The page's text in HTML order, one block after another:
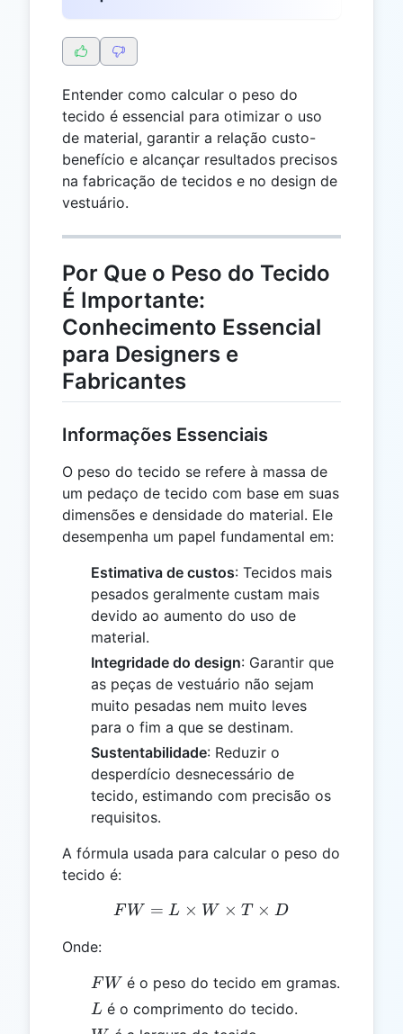
Entender como calcular o peso do
tecido é essencial para otimizar o uso
de material, garantir a relação custo-
benefício e alcançar resultados precisos
na fabricação de tecidos e no design de
vestuário.
Por Que o Peso do Tecido
É Importante:
Conhecimento Essencial
para Designers e
Fabricantes
Informações Essenciais
O peso do tecido se refere à massa de
um pedaço de tecido com base em suas
dimensões e densidade do material. Ele
desempenha um papel fundamental em:
Estimativa de custos: Tecidos mais
pesados geralmente custam mais
devido ao aumento do uso de
material.
Integridade do design: Garantir que
as peças de vestuário não sejam
muito pesadas nem muito leves
para o fim a que se destinam.
Sustentabilidade: Reduzir o
desperdício desnecessário de
tecido, estimando com precisão os
requisitos.
A fórmula usada para calcular o peso do
tecido é:
FW = L \times W \times
F W = L × W × T × D
Onde:
FW
F W é o peso do tecido em gramas.
L
L é o comprimento do tecido.